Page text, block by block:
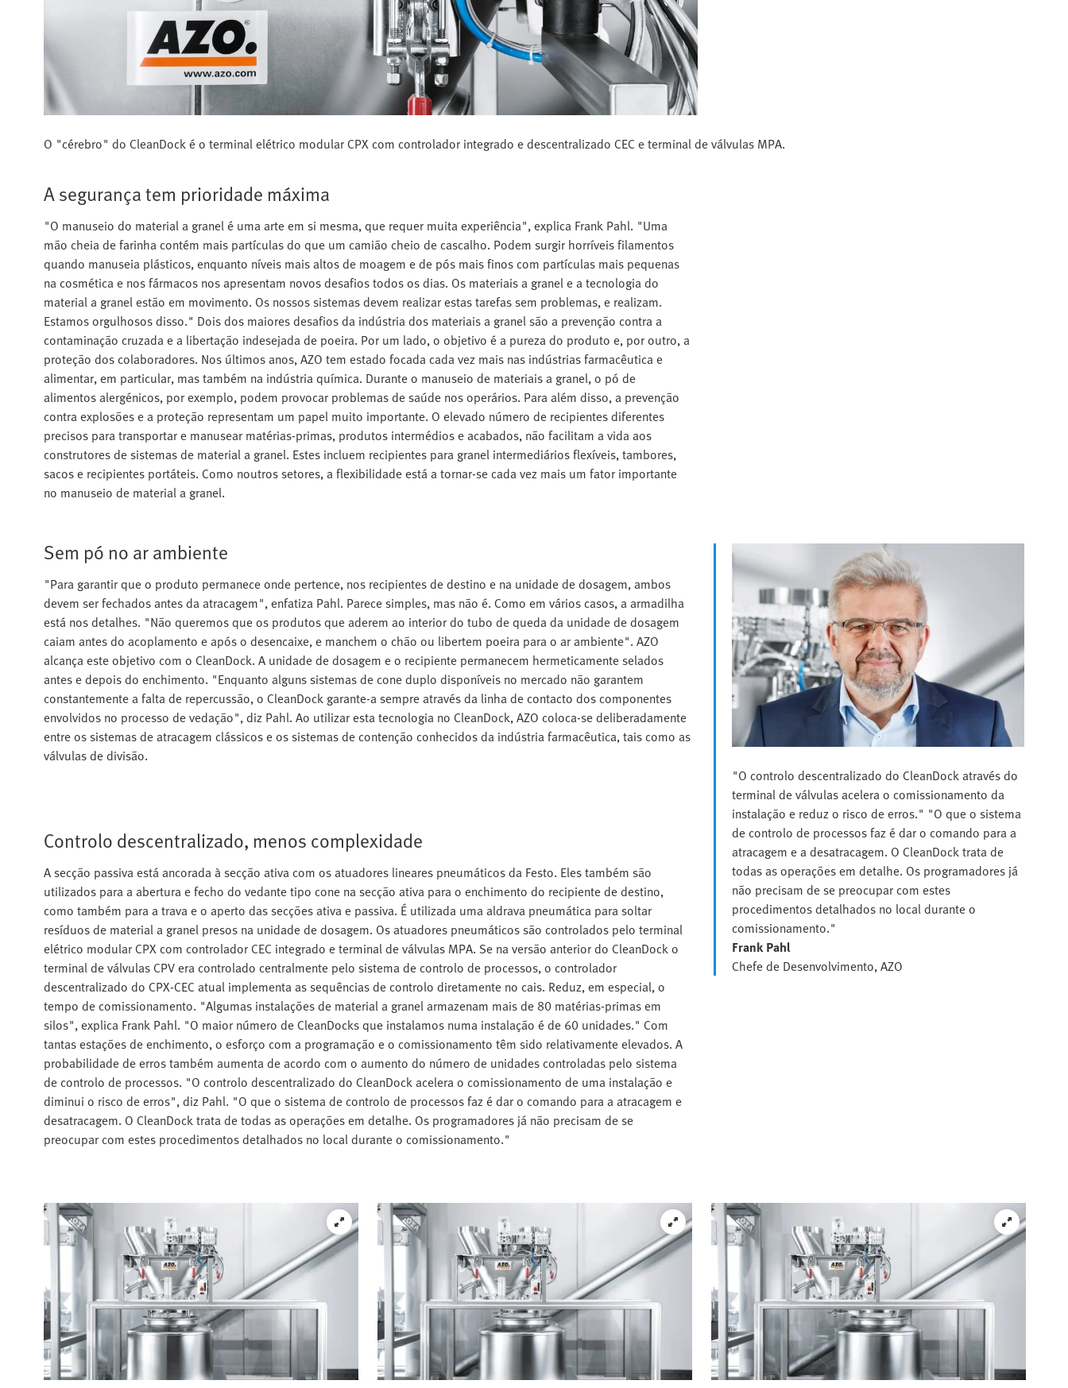
O "cérebro" do CleanDock é o terminal elétrico modular CPX com controlador integrado e descentralizado CEC e terminal de válvulas MPA.
A segurança tem prioridade máxima
"O manuseio do material a granel é uma arte em si mesma, que requer muita experiência", explica Frank Pahl. "Uma
mão cheia de farinha contém mais partículas do que um camião cheio de cascalho. Podem surgir horríveis filamentos
quando manuseia plásticos, enquanto níveis mais altos de moagem e de pós mais finos com partículas mais pequenas
na cosmética e nos fármacos nos apresentam novos desafios todos os dias. Os materiais a granel e a tecnologia do
material a granel estão em movimento. Os nossos sistemas devem realizar estas tarefas sem problemas, e realizam.
Estamos orgulhosos disso." Dois dos maiores desafios da indústria dos materiais a granel são a prevenção contra a
contaminação cruzada e a libertação indesejada de poeira. Por um lado, o objetivo é a pureza do produto e, por outro, a
proteção dos colaboradores. Nos últimos anos, AZO tem estado focada cada vez mais nas indústrias farmacêutica e
alimentar, em particular, mas também na indústria química. Durante o manuseio de materiais a granel, o pó de
alimentos alergénicos, por exemplo, podem provocar problemas de saúde nos operários. Para além disso, a prevenção
contra explosões e a proteção representam um papel muito importante. O elevado número de recipientes diferentes
precisos para transportar e manusear matérias-primas, produtos intermédios e acabados, não facilitam a vida aos
construtores de sistemas de material a granel. Estes incluem recipientes para granel intermediários flexíveis, tambores,
sacos e recipientes portáteis. Como noutros setores, a flexibilidade está a tornar-se cada vez mais um fator importante
no manuseio de material a granel.
Sem pó no ar ambiente
"Para garantir que o produto permanece onde pertence, nos recipientes de destino e na unidade de dosagem, ambos
devem ser fechados antes da atracagem", enfatiza Pahl. Parece simples, mas não é. Como em vários casos, a armadilha
está nos detalhes. "Não queremos que os produtos que aderem ao interior do tubo de queda da unidade de dosagem
caiam antes do acoplamento e após o desencaixe, e manchem o chão ou libertem poeira para o ar ambiente". AZO
alcança este objetivo com o CleanDock. A unidade de dosagem e o recipiente permanecem hermeticamente selados
antes e depois do enchimento. "Enquanto alguns sistemas de cone duplo disponíveis no mercado não garantem
constantemente a falta de repercussão, o CleanDock garante-a sempre através da linha de contacto dos componentes
envolvidos no processo de vedação", diz Pahl. Ao utilizar esta tecnologia no CleanDock, AZO coloca-se deliberadamente
entre os sistemas de atracagem clássicos e os sistemas de contenção conhecidos da indústria farmacêutica, tais como as
válvulas de divisão.
Controlo descentralizado, menos complexidade
A secção passiva está ancorada à secção ativa com os atuadores lineares pneumáticos da Festo. Eles também são
utilizados para a abertura e fecho do vedante tipo cone na secção ativa para o enchimento do recipiente de destino,
como também para a trava e o aperto das secções ativa e passiva. É utilizada uma aldrava pneumática para soltar
resíduos de material a granel presos na unidade de dosagem. Os atuadores pneumáticos são controlados pelo terminal
elétrico modular CPX com controlador CEC integrado e terminal de válvulas MPA. Se na versão anterior do CleanDock o
terminal de válvulas CPV era controlado centralmente pelo sistema de controlo de processos, o controlador
descentralizado do CPX-CEC atual implementa as sequências de controlo diretamente no cais. Reduz, em especial, o
tempo de comissionamento. "Algumas instalações de material a granel armazenam mais de 80 matérias-primas em
silos", explica Frank Pahl. "O maior número de CleanDocks que instalamos numa instalação é de 60 unidades." Com
tantas estações de enchimento, o esforço com a programação e o comissionamento têm sido relativamente elevados. A
probabilidade de erros também aumenta de acordo com o aumento do número de unidades controladas pelo sistema
de controlo de processos. "O controlo descentralizado do CleanDock acelera o comissionamento de uma instalação e
diminui o risco de erros", diz Pahl. "O que o sistema de controlo de processos faz é dar o comando para a atracagem e
desatracagem. O CleanDock trata de todas as operações em detalhe. Os programadores já não precisam de se
preocupar com estes procedimentos detalhados no local durante o comissionamento."
"O controlo descentralizado do CleanDock através do
terminal de válvulas acelera o comissionamento da
instalação e reduz o risco de erros." "O que o sistema
de controlo de processos faz é dar o comando para a
atracagem e a desatracagem. O CleanDock trata de
todas as operações em detalhe. Os programadores já
não precisam de se preocupar com estes
procedimentos detalhados no local durante o
comissionamento."
Frank Pahl
Chefe de Desenvolvimento, AZO